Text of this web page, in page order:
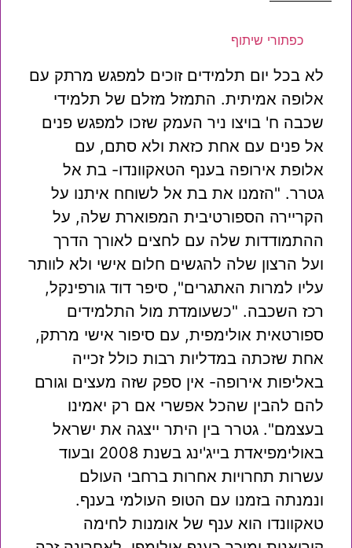
כפתורי שיתוף
לא בכל יום תלמידים זוכים למפגש מרתק עם
אלופה אמיתית. התמזל מזלם של תלמידי
שכבה ח' בויצו ניר העמק שזכו למפגש פנים
אל פנים עם אחת כזאת ולא סתם, עם
אלופת אירופה בענף הטאקוונדו- בת אל
גטרר. "הזמנו את בת אל לשוחח איתנו על
הקריירה הספורטיבית המפוארת שלה, על
ההתמודדות שלה עם לחצים לאורך הדרך
ועל הרצון שלה להגשים חלום אישי ולא לוותר
עליו למרות האתגרים", סיפר דוד גורפינקל,
רכז השכבה. "כשעומדת מול התלמידים
ספורטאית אולימפית, עם סיפור אישי מרתק,
אחת שזכתה במדליות רבות כולל זכייה
באליפות אירופה- אין ספק שזה מעצים וגורם
להם להבין שהכל אפשרי אם רק יאמינו
בעצמם". גטרר בין היתר ייצגה את ישראל
באולימפיאדת בייג'ינג בשנת 2008 ובעוד
עשרות תחרויות אחרות ברחבי העולם
ונמנתה בזמנו עם הטופ העולמי בענף.
טאקוונדו הוא ענף של אומנות לחימה